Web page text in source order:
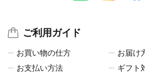
ご利用ガイド
お買い物の仕方
お届け
お支払い方法
ギフト